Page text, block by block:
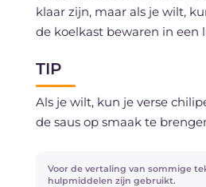
klaar zijn, maar als je wilt,
de koelkast bewaren in een
TIP
Als je wilt, kun je verse
de saus op smaak te
Voor de vertaling van sommige
hulpmiddelen zijn gebruikt.